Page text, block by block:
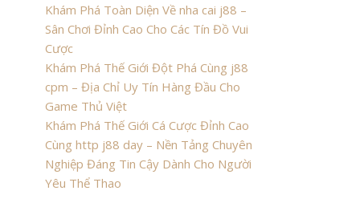
Khám Phá Toàn Diện Về nha cai j88 –
Sân Chơi Đỉnh Cao Cho Các Tín Đồ Vui
Cược
Khám Phá Thế Giới Đột Phá Cùng j88
cpm – Địa Chỉ Uy Tín Hàng Đầu Cho
Game Thủ Việt
Khám Phá Thế Giới Cá Cược Đỉnh Cao
Cùng http j88 day – Nền Tảng Chuyên
Nghiệp Đáng Tin Cậy Dành Cho Người
Yêu Thể Thao